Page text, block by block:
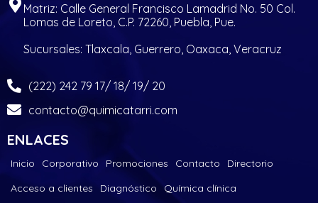
Matriz: Calle General Francisco Lamadrid No. 50 Col.
Lomas de Loreto, C.P. 72260, Puebla, Pue.
Sucursales: Tlaxcala, Guerrero, Oaxaca, Veracruz
(222) 242 79 17/ 18/ 19/ 20
contacto@quimicatarri.com
ENLACES
Inicio Corporativo Promociones Contacto
Directorio
Acceso a clientes
Diagnóstico
Química clínica